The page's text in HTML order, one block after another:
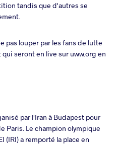
tandis que d'autres se
pas louper par les fans de lutte
seront en live sur uww.org en
par l'Iran à Budapest pour
Paris. Le champion olympique
(IRI) a remporté la place en